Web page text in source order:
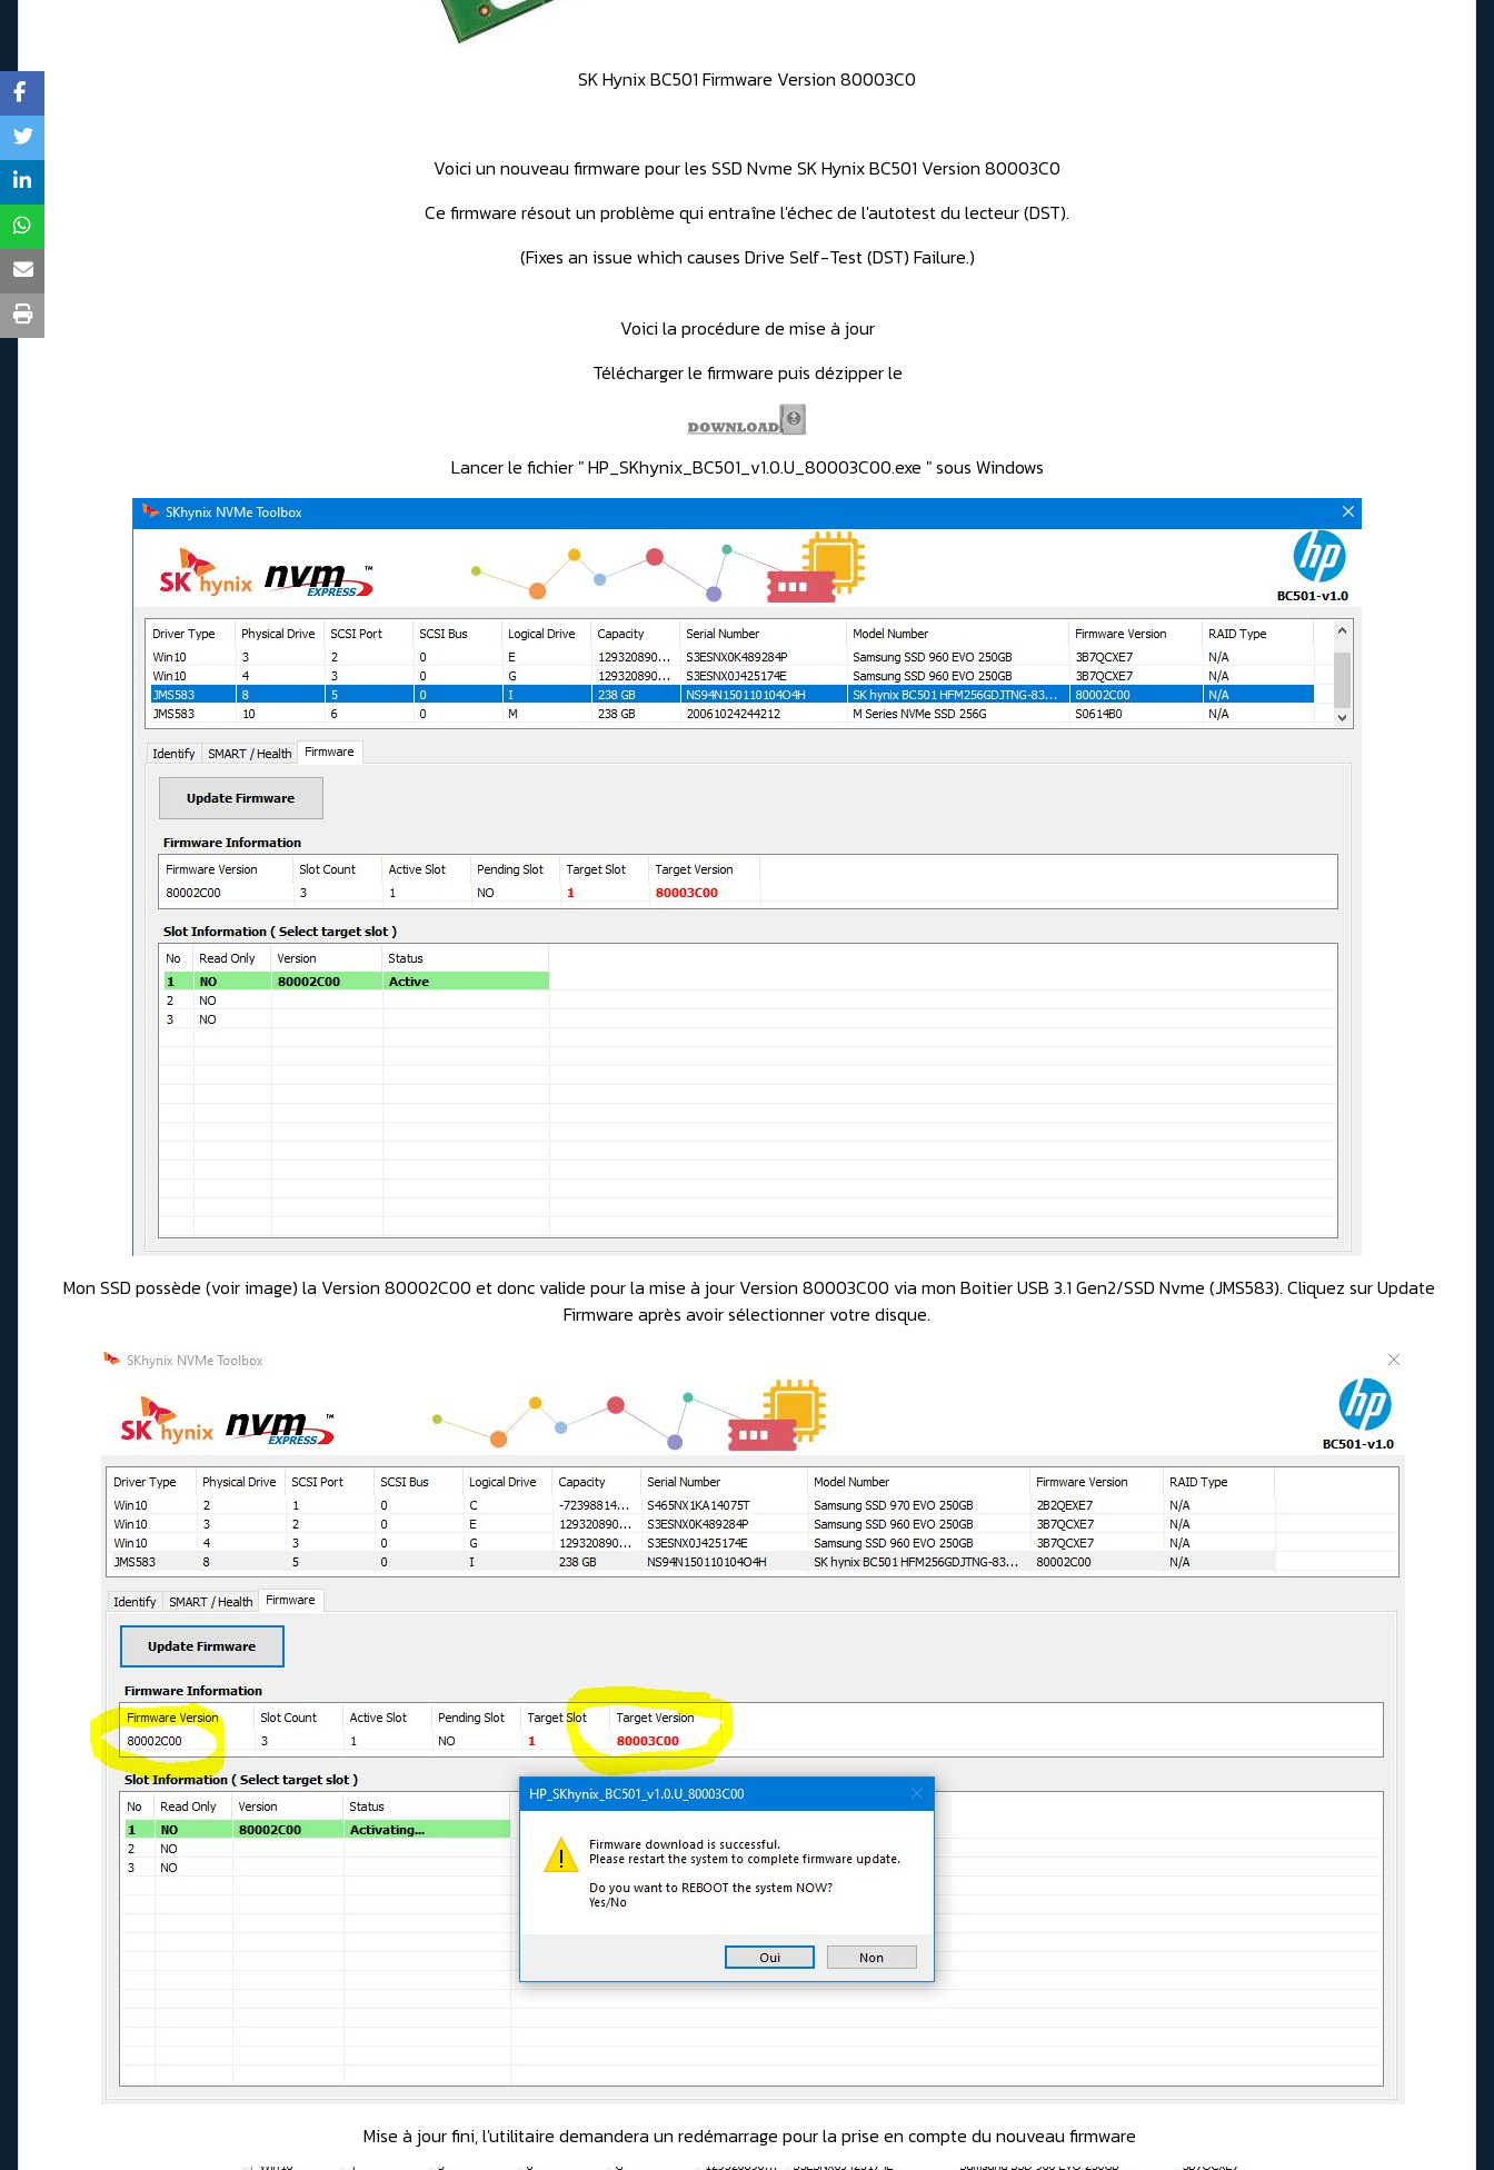
SK Hynix BC501 Firmware Version 80003C0
Voici un nouveau firmware pour les SSD Nvme SK Hynix BC501 Version 80003C0
Ce firmware résout un problème qui entraîne l'échec de l'autotest du lecteur (DST).
(Fixes an issue which causes Drive Self-Test (DST) Failure.)
Voici la procédure de mise à jour
Télécharger le firmware puis dézipper le
Lancer le fichier " HP_SKhynix_BC501_v1.0.U_80003C00.exe " sous Windows
Mon SSD possède (voir image) la Version 80002C00 et donc valide pour la mise à jour Version 80003C00 via mon Boitier USB 3.1 Gen2/SSD Nvme (JMS583). Cliquez sur Update
Firmware après avoir sélectionner votre disque.
Mise à jour fini, l'utilitaire demandera un redémarrage pour la prise en compte du nouveau firmware